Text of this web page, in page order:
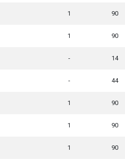
1 90
1 90
- 14
- 44
1 90
1 90
1 90